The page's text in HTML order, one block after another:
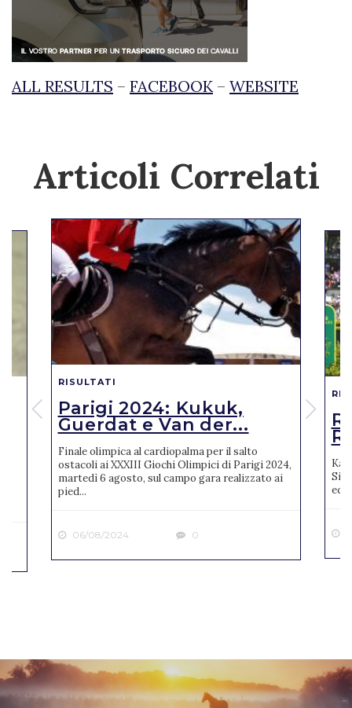
ALL RESULTS – FACEBOOK – WEBSITE
Articoli Correlati
RISULTATI
Parigi 2024: Kukuk,
Guerdat e Van der...
Finale olimpica al cardiopalma per il salto
ostacoli ai XXXIII Giochi Olimpici di Parigi 2024,
martedì 6 agosto, sul campo gara realizzato ai
pied...
06/08/2024 0